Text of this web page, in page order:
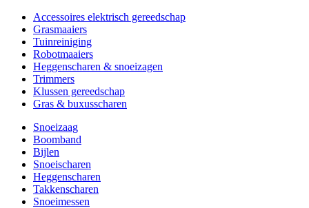
Accessoires elektrisch gereedschap
Grasmaaiers
Tuinreiniging
Robotmaaiers
Heggenscharen & snoeizagen
Trimmers
Klussen gereedschap
Gras & buxusscharen
Snoeizaag
Boomband
Bijlen
Snoeischaren
Heggenscharen
Takkenscharen
Snoeimessen